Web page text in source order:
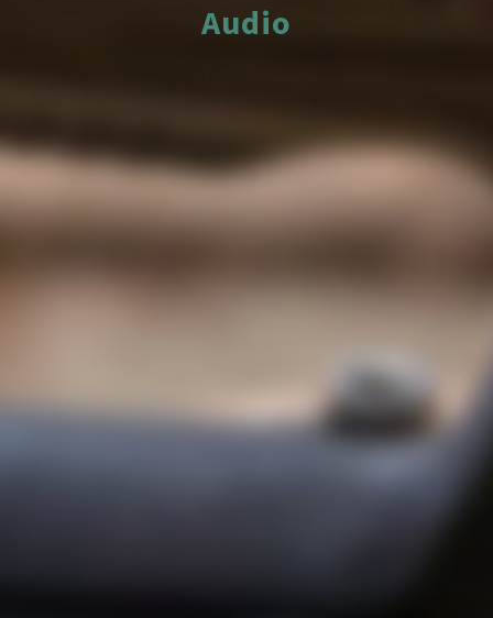
Audio